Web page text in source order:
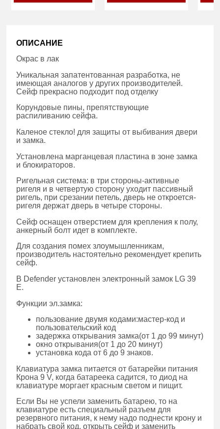
ОПИСАНИЕ
Окрас в лак
Уникальная запатентованная разработка, не
имеющая аналогов у других производителей.
Сейф прекрасно подходит под отделку
Корундовые пины, препятствующие
распиливанию сейфа.
Каленое стекло! для защиты от выбивания двери
и замка.
Установлена марганцевая пластина в зоне замка
и блокираторов.
Ригельная система: в три стороны-активные
ригеля и в четвертую сторону уходит пассивный
ригель, при срезании петель, дверь не откроется-
ригеля держат дверь в четыре стороны.
Сейф оснащен отверстием для крепления к полу,
анкерный болт идет в комплекте.
Для создания помех злоумышленникам,
производитель настоятельно рекомендует крепить
сейф.
В Defender установлен электронный замок LG 39
E.
Функции эл.замка:
пользование двумя кодами:мастер-код и
пользовательский код
задержка открывания замка(от 1 до 99 минут)
окно открывания(от 1 до 20 минут)
установка кода от 6 до 9 знаков.
Клавиатура замка питается от батарейки питания
Крона 9 V, когда батареека садится, то диод на
клавиатуре моргает красным светом и пищит.
Если Вы не успели заменить батарею, то на
клавиатуре есть специальный разъем для
резервного питания, к нему надо поднести крону и
набрать свой код, открыть сейф и заменить